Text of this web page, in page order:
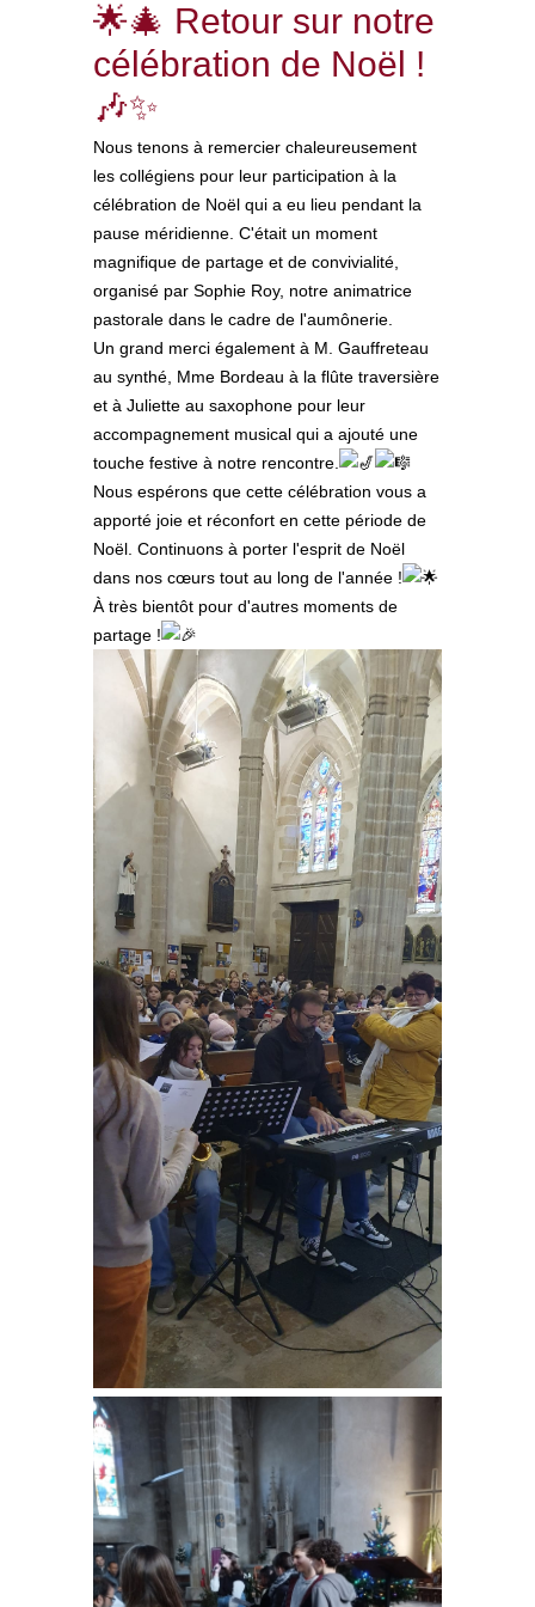
🌟🎄 Retour sur notre
célébration de Noël !
🎶✨
Nous tenons à remercier chaleureusement
les collégiens pour leur participation à la
célébration de Noël qui a eu lieu pendant la
pause méridienne. C'était un moment
magnifique de partage et de convivialité,
organisé par Sophie Roy, notre animatrice
pastorale dans le cadre de l'aumônerie.
Un grand merci également à M. Gauffreteau
au synthé, Mme Bordeau à la flûte traversière
et à Juliette au saxophone pour leur
accompagnement musical qui a ajouté une
touche festive à notre rencontre.
Nous espérons que cette célébration vous a
apporté joie et réconfort en cette période de
Noël. Continuons à porter l'esprit de Noël
dans nos cœurs tout au long de l'année !
À très bientôt pour d'autres moments de
partage !